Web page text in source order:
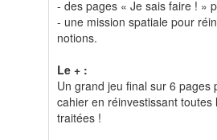
- des pages « Je sais faire ! »
- une mission spatiale pour
notions.
Le + :
Un grand jeu final sur 6 pages
cahier en réinvestissant toutes
traitées !